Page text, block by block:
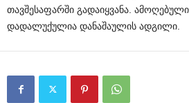
თავშესაფარში გადაიყვანა.
დადალუქულია დანაშაულის ადგილი.